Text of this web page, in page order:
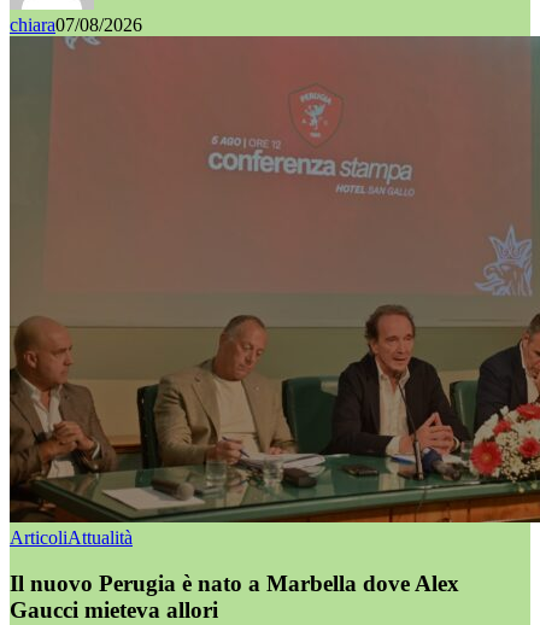
chiara07/08/2026
ArticoliAttualità
Il nuovo Perugia è nato a Marbella dove Alex
Gaucci mieteva allori